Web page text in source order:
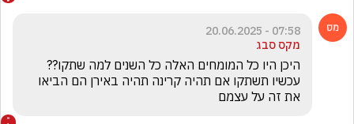
07:58 - 20.06.2025
מקס סבג
את זה על עצמם